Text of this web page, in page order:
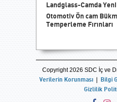
Landglass-Camda
Otomotiv Ön cam
Temperleme Fırınları
Copyright 2026 SDC İç ve
Verilerin Korunması|
Bilgi
Gizlilik